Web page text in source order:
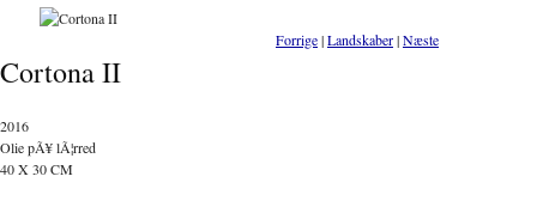
Cortona II
2016
Olie pÃ¥ lÃ¦rred
40 X 30 CM
Forrige|Landskaber|Næste